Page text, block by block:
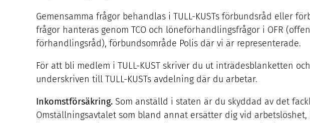
Gemensamma frågor behandlas i TULL-KUSTs förbundsråd eller
frågor hanteras genom TCO och löneförhandlingsfrågor i OFR
förhandlingsråd), förbundsområde Polis där vi är representerade.
För att bli medlem i TULL-KUST skriver du ut inträdesblanketten
underskriven till TULL-KUSTs avdelning där du arbetar.
Inkomstförsäkring. Som anställd i staten är du skyddad av det
Omställningsavtalet som bland annat ersätter dig vid